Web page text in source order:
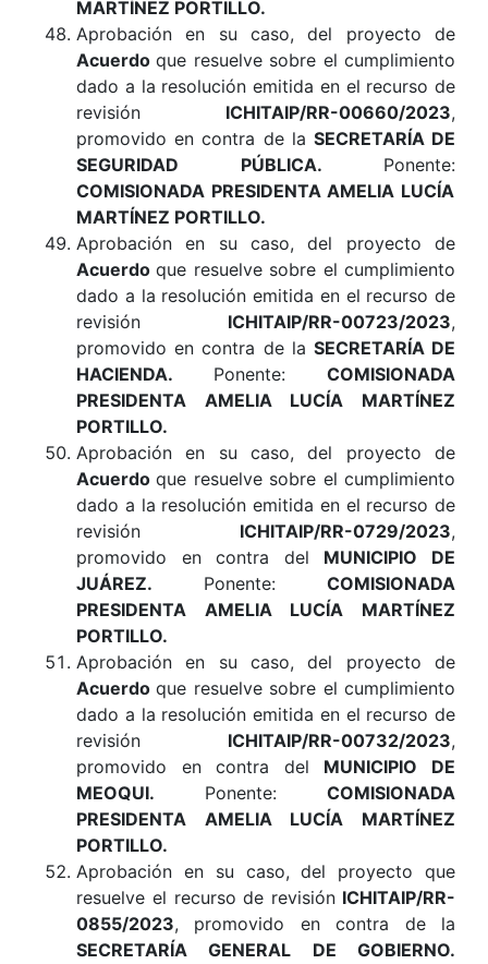
MARTÍNEZ PORTILLO.
Aprobación en su caso, del proyecto de
Acuerdoque resuelve sobre el cumplimiento
dado a la resolución emitida en el recurso de
revisión ICHITAIP/RR-00660/2023,
promovido en contra de la SECRETARÍA DE
SEGURIDAD PÚBLICA. Ponente:
COMISIONADA PRESIDENTA AMELIA LUCÍA
MARTÍNEZ PORTILLO.
Aprobación en su caso, del proyecto de
Acuerdoque resuelve sobre el cumplimiento
dado a la resolución emitida en el recurso de
revisión ICHITAIP/RR-00723/2023,
promovido en contra de la SECRETARÍA DE
HACIENDA. Ponente: COMISIONADA
PRESIDENTA AMELIA LUCÍA MARTÍNEZ
PORTILLO.
Aprobación en su caso, del proyecto de
Acuerdoque resuelve sobre el cumplimiento
dado a la resolución emitida en el recurso de
revisión ICHITAIP/RR-0729/2023,
promovido en contra del MUNICIPIO DE
JUÁREZ. Ponente:COMISIONADA
PRESIDENTA AMELIA LUCÍA MARTÍNEZ
PORTILLO.
Aprobación en su caso, del proyecto de
Acuerdoque resuelve sobre el cumplimiento
dado a la resolución emitida en el recurso de
revisión ICHITAIP/RR-00732/2023,
promovido en contra del MUNICIPIO DE
MEOQUI. Ponente:COMISIONADA
PRESIDENTA AMELIA LUCÍA MARTÍNEZ
PORTILLO.
Aprobación en su caso, del proyecto que
resuelve el recurso de revisión ICHITAIP/RR-
0855/2023, promovido en contra de la
SECRETARÍA GENERAL DE GOBIERNO.